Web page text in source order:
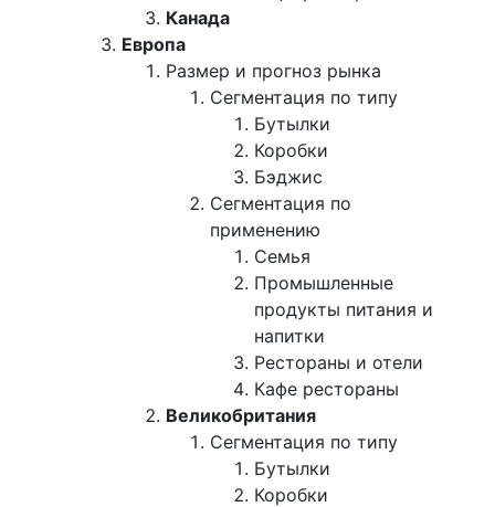
Канада
Европа
Размер и прогноз рынка
Сегментация по типу
Бутылки
Коробки
Бэджис
Сегментация по
применению
Семья
Промышленные
продукты питания и
напитки
Рестораны и отели
Кафе рестораны
Великобритания
Сегментация по типу
Бутылки
Коробки